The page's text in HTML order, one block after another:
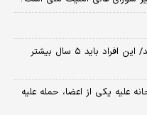
جزئیات صدور احکام بازنشستگی اعلام شد/ این افراد باید ۵ سال بیشتر
علیه یکی از اعضا، حمله علیه